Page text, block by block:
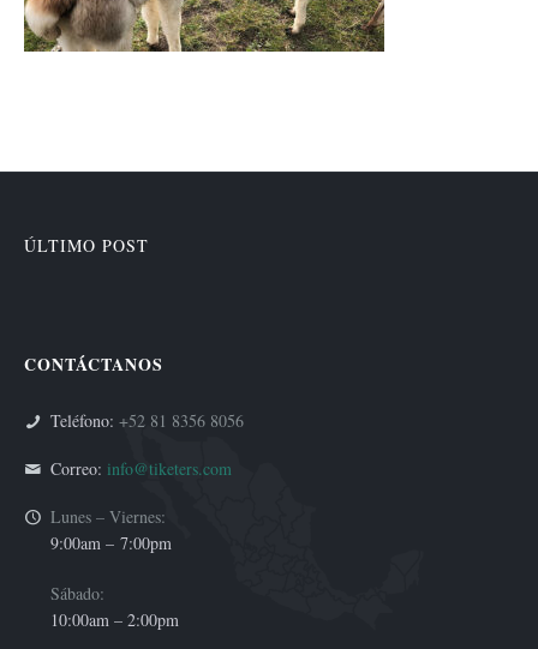
ÚLTIMO POST
CONTÁCTANOS
Teléfono: +52 81 8356 8056
Correo: info@tiketers.com
Lunes – Viernes:
9:00am – 7:00pm
Sábado:
10:00am – 2:00pm